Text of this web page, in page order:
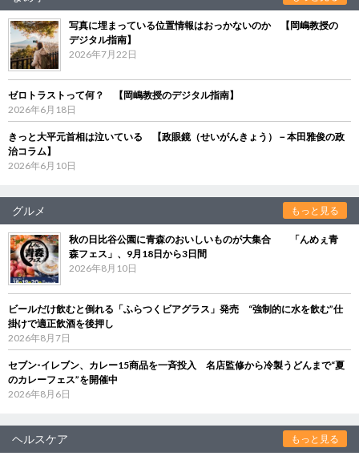
写真に埋まっている位置情報はおっかないのか 【岡嶋教授の
デジタル指南】
2026年7月22日
ゼロトラストって何？ 【岡嶋教授のデジタル指南】
2026年6月18日
きっと大平元首相は泣いている 【政眼鏡（せいがんきょう）－本田雅俊の政
治コラム】
2026年6月10日
グルメ もっと見る
秋の日比谷公園に青森のおいしいものが大集合 「んめぇ青
森フェス」、9月18日から3日間
2026年8月10日
ビールだけ飲むと倒れる「ふらつくビアグラス」発売 “強制的に水を飲む”仕
掛けで適正飲酒を後押し
2026年8月7日
セブン‐イレブン、カレー15商品を一斉投入 名店監修から冷製うどんまで“夏
のカレーフェス”を開催中
2026年8月6日
ヘルスケア もっと見る